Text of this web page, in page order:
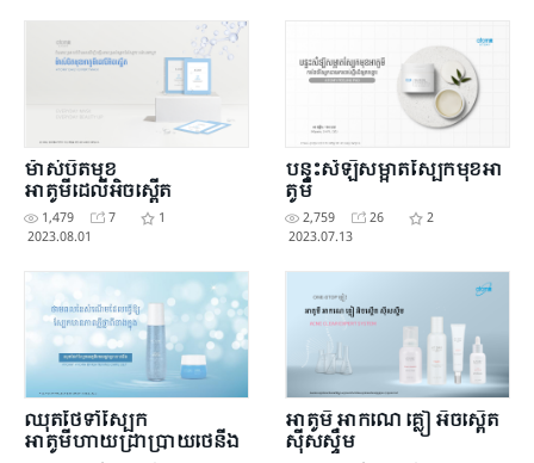
ម៉ាស់បិតមុខ
អាតូមីដេលីអិចស្ពើត
1,479 7
1
2023.08.01
បន្ទះសំឡីសម្អាតស្បែកមុខអា​
តូមី
2,759 26
2
2023.07.13
ឈុតថែទាំស្បែក
អាតូមីហាយដ្រាប្រាយថេនីង
អាតូមី អាកណេ គ្លៀ អិចស្ពើត
ស៊ីសស្ទឹម